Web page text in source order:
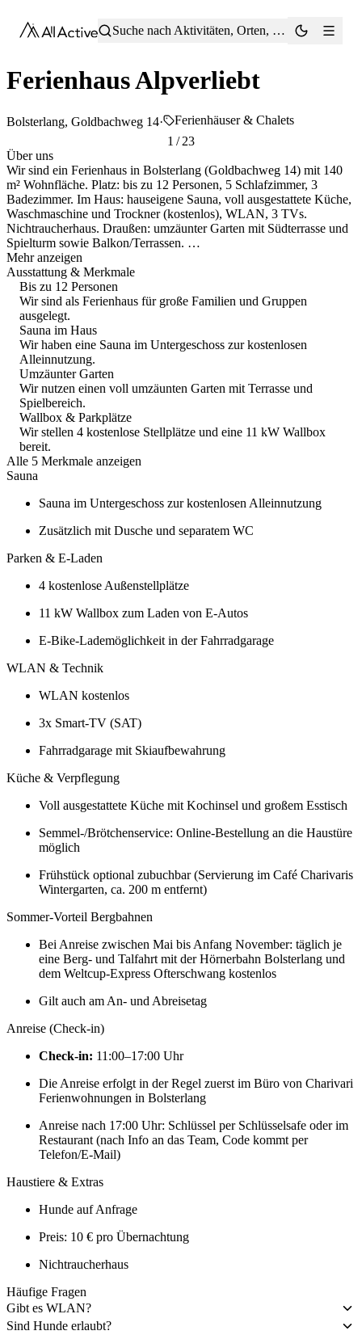
® Suche nach Aktivitäten, Orten, Tipps …
Ferienhaus Alpverliebt
Bolsterlang, Goldbachweg 14·
Ferienhäuser & Chalets
1 / 23
Über uns
Wir sind ein Ferienhaus in Bolsterlang (Goldbachweg 14) mit 140
m² Wohnfläche. Platz: bis zu 12 Personen, 5 Schlafzimmer, 3
Badezimmer. Im Haus: hauseigene Sauna, voll ausgestattete Küche,
Waschmaschine und Trockner (kostenlos), WLAN, 3 TVs.
Nichtraucherhaus. Draußen: umzäunter Garten mit Südterrasse und
Spielturm sowie Balkon/Terrassen. …
Mehr anzeigen
Ausstattung & Merkmale
Bis zu 12 Personen
Wir sind als Ferienhaus für große Familien und Gruppen
ausgelegt.
Sauna im Haus
Wir haben eine Sauna im Untergeschoss zur kostenlosen
Alleinnutzung.
Umzäunter Garten
Wir nutzen einen voll umzäunten Garten mit Terrasse und
Spielbereich.
Wallbox & Parkplätze
Wir stellen 4 kostenlose Stellplätze und eine 11 kW Wallbox
bereit.
Alle 5 Merkmale anzeigen
Sauna
Sauna im Untergeschoss zur kostenlosen Alleinnutzung
Zusätzlich mit Dusche und separatem WC
Parken & E-Laden
4 kostenlose Außenstellplätze
11 kW Wallbox zum Laden von E-Autos
E-Bike-Lademöglichkeit in der Fahrradgarage
WLAN & Technik
WLAN kostenlos
3x Smart-TV (SAT)
Fahrradgarage mit Skiaufbewahrung
Küche & Verpflegung
Voll ausgestattete Küche mit Kochinsel und großem Esstisch
Semmel-/Brötchenservice: Online-Bestellung an die Haustüre
möglich
Frühstück optional zubuchbar (Servierung im Café Charivaris
Wintergarten, ca. 200 m entfernt)
Sommer-Vorteil Bergbahnen
Bei Anreise zwischen Mai bis Anfang November: täglich je
eine Berg- und Talfahrt mit der Hörnerbahn Bolsterlang und
dem Weltcup-Express Ofterschwang kostenlos
Gilt auch am An- und Abreisetag
Anreise (Check-in)
Check-in: 11:00–17:00 Uhr
Die Anreise erfolgt in der Regel zuerst im Büro von Charivari
Ferienwohnungen in Bolsterlang
Anreise nach 17:00 Uhr: Schlüssel per Schlüsselsafe oder im
Restaurant (nach Info an das Team, Code kommt per
Telefon/E-Mail)
Haustiere & Extras
Hunde auf Anfrage
Preis: 10 € pro Übernachtung
Nichtraucherhaus
Häufige Fragen
Gibt es WLAN?
Sind Hunde erlaubt?